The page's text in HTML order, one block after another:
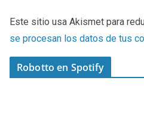
Este sitio usa Akismet para
se procesan los datos de tus
Robotto en Spotify